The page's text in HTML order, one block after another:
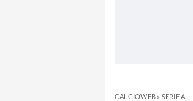
CALCIOWEB» SERIE A